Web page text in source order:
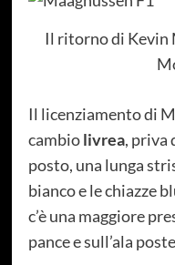
Il ritorno di Kevin
Il licenziamento di
cambiolivrea, priva
posto, una lunga
bianco e le chiazze
c’è una maggiore
pance e sull’ala